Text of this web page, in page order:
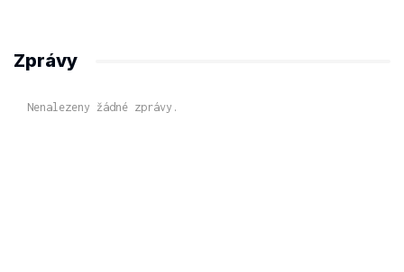
Zprávy
Nenalezeny žádné zprávy.